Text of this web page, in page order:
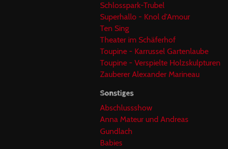
Schlosspark-Trubel
Superhallo - Knol d'Amour
Ten Sing
Theater im Schäferhof
Toupine - Karrussel Gartenlaube
Toupine - Verspielte Holzskulpturen
Zauberer Alexander Marineau
Sonstiges
Abschlussshow
Anna Mateur und Andreas
Gundlach
Babies